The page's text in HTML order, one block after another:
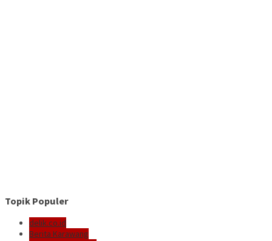
Topik Populer
delik.co.id
Berita Karawang